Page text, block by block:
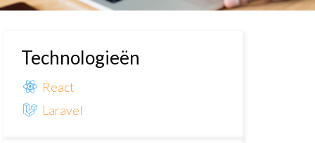
Technologieën
React
Laravel